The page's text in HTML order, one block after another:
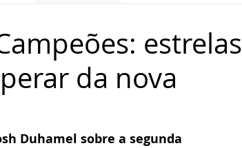
estrelas
da nova
Duhamel sobre a segunda